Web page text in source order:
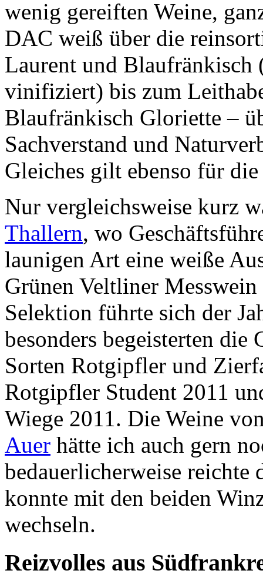
wenig gereiften Weine,
DAC weiß über die
Laurent und Blaufränkisch
vinifiziert) bis zum
Blaufränkisch Gloriette –
Sachverstand und
Gleiches gilt ebenso für
Nur vergleichsweise kurz
Thallern, wo
launigen Art eine weiße
Grünen Veltliner
Selektion führte sich der
besonders begeisterten die
Sorten Rotgipfler und
Rotgipfler Student 2011
Wiege 2011. Die Weine
Auer hätte ich auch gern
bedauerlicherweise
konnte mit den beiden
wechseln.
Reizvolles aus